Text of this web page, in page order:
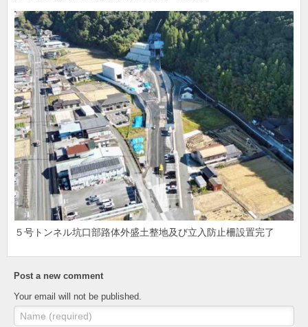
５号トンネル坑口部路体外盛土整地及び立入防止柵設置完了
Post a new comment
Your email will not be published.
Name (required)